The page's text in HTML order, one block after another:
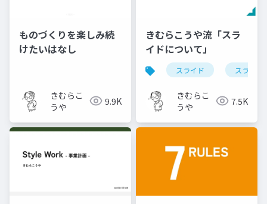
ものづくりを楽しみ続
けたいはなし
きむらこ
うや
9.9K
きむらこうや流「スラ
イドについて」
スライド スライド
きむらこ
うや
7.5K